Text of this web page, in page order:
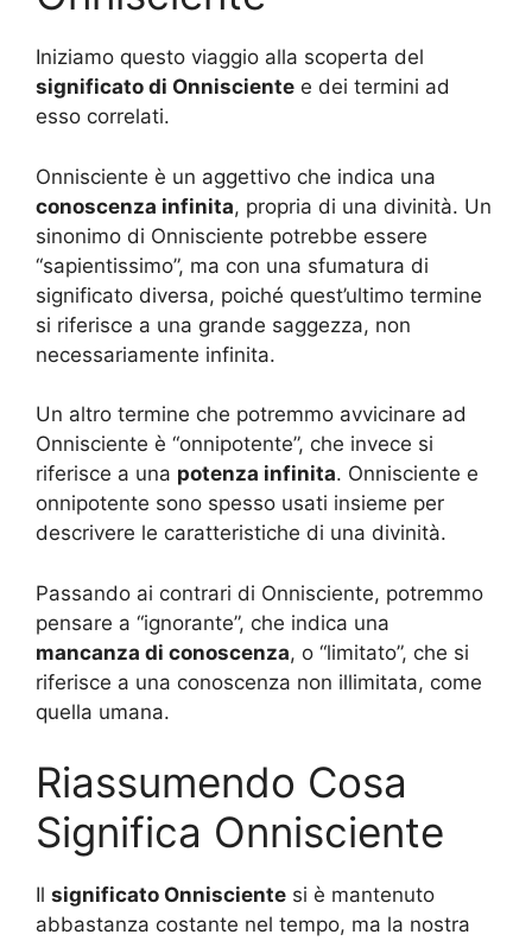
Iniziamo questo viaggio alla scoperta del
significato di Onnisciente e dei termini ad
esso correlati.
Onnisciente è un aggettivo che indica una
conoscenza infinita, propria di una divinità. Un
sinonimo di Onnisciente potrebbe essere
“sapientissimo”, ma con una sfumatura di
significato diversa, poiché quest’ultimo termine
si riferisce a una grande saggezza, non
necessariamente infinita.
Un altro termine che potremmo avvicinare ad
Onnisciente è “onnipotente”, che invece si
riferisce a una potenza infinita. Onnisciente e
onnipotente sono spesso usati insieme per
descrivere le caratteristiche di una divinità.
Passando ai contrari di Onnisciente, potremmo
pensare a “ignorante”, che indica una
mancanza di conoscenza, o “limitato”, che si
riferisce a una conoscenza non illimitata, come
quella umana.
Riassumendo Cosa
Significa Onnisciente
Il significato Onnisciente si è mantenuto
abbastanza costante nel tempo, ma la nostra